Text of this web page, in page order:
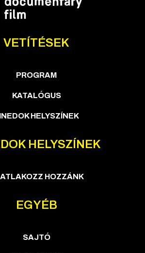
VETÍTÉSEK
PROGRAM
KATALÓGUS
HELYSZÍNEK
HELYSZÍNEK
HOZZÁNK
EGYÉB
SAJTÓ